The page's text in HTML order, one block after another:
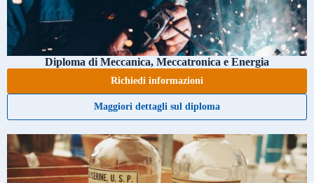
Diploma di Meccanica, Meccatronica e Energia
Richiedi informazioni
Maggiori dettagli sul diploma